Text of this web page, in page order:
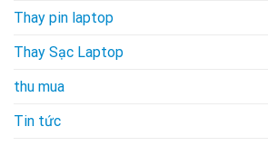
Thay pin laptop
Thay Sạc Laptop
thu mua
Tin tức